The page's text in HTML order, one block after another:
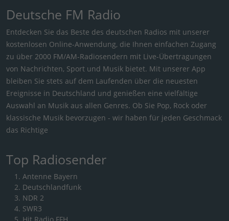
Deutsche FM Radio
Entdecken Sie das Beste des deutschen Radios mit unserer
kostenlosen Online-Anwendung, die Ihnen einfachen Zugang
zu über 2000 FM/AM-Radiosendern mit Live-Übertragungen
von Nachrichten, Sport und Musik bietet. Mit unserer App
bleiben Sie stets auf dem Laufenden über die neuesten
Ereignisse in Deutschland und genießen eine vielfältige
Auswahl an Musik aus allen Genres. Ob Sie Pop, Rock oder
klassische Musik bevorzugen - wir haben für jeden Geschmack
das Richtige
Top Radiosender
Antenne Bayern
Deutschlandfunk
NDR 2
SWR3